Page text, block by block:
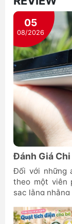
05
08/2026
Đánh Giá
ANKER
Đối với những
theo một viên
sạc lằng
có. Nhu cầu
lượng tức thì